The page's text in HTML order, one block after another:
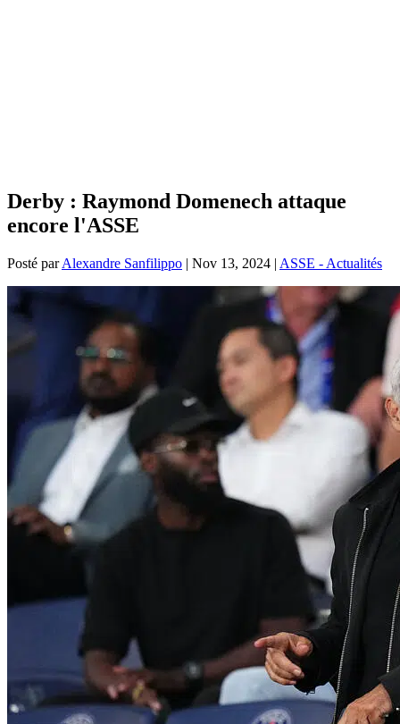
Derby : Raymond Domenech attaque
encore l'ASSE
Posté parAlexandre Sanfilippo | Nov 13, 2024 | ASSE - Actualités